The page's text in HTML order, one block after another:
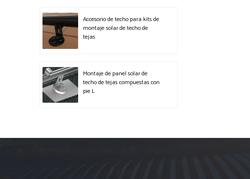
Accesorio de techo para kits de
montaje solar de techo de
tejas
Montaje de panel solar de
techo de tejas compuestas con
pie L